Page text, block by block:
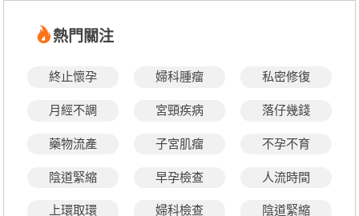
熱門關注
終止懷孕 婦科腫瘤 私密修復
月經不調 宮頸疾病 落仔幾錢
藥物流產 子宮肌瘤 不孕不育
陰道緊縮 早孕檢查 人流時間
上環取環 婦科檢查 陰道緊縮